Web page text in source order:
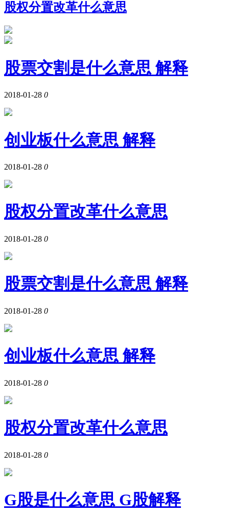
股权分置改革什么意思
股票交割是什么意思 解释
2018-01-28 0
创业板什么意思 解释
2018-01-28 0
股权分置改革什么意思
2018-01-28 0
股票交割是什么意思 解释
2018-01-28 0
创业板什么意思 解释
2018-01-28 0
股权分置改革什么意思
2018-01-28 0
G股是什么意思 G股解释